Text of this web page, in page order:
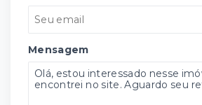
Mensagem